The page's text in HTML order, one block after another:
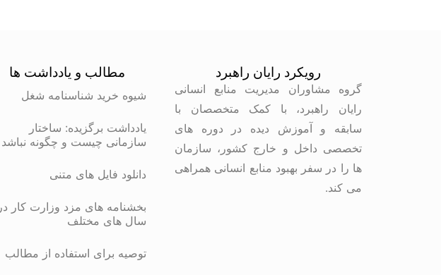
رویکرد رایان راهبرد
گروه مشاوران مدیریت منابع انسانی
رایان راهبرد، با کمک متخصصان با
سابقه و آموزش دیده در دوره های
تخصصی داخل و خارج کشور، سازمان
ها را در سفر بهبود منابع انسانی همراهی
می کند.
مطالب و یادداشت ها
شیوه خرید شناسنامه شغل
یادداشت برگزیده: ساختار
سازمانی چیست و چگونه نباشد
دانلود فایل های متنی
بخشنامه های مزد وزارت کار در
سال های مختلف
توصیه برای استفاده از مطالب